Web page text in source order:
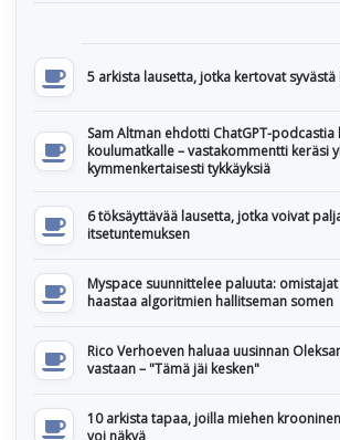
5 arkista lausetta, jotka kertovat syvästä
Sam Altman ehdotti ChatGPT-podcastia
koulumatkalle – vastakommentti keräsi
kymmenkertaisesti tykkäyksiä
6 töksäyttävää lausetta, jotka voivat
itsetuntemuksen
Myspace suunnittelee paluuta:
haastaa algoritmien hallitseman somen
Rico Verhoeven haluaa uusinnan
vastaan – "Tämä jäi kesken"
10 arkista tapaa, joilla miehen